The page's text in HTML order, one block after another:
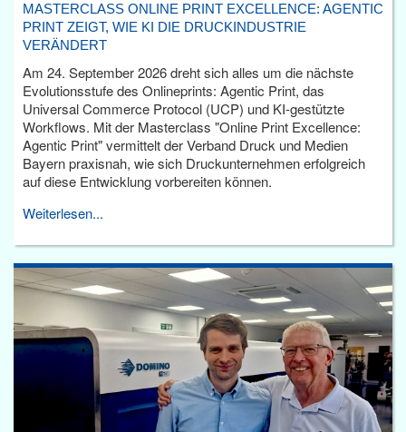
MASTERCLASS ONLINE PRINT EXCELLENCE: AGENTIC
PRINT ZEIGT, WIE KI DIE DRUCKINDUSTRIE
VERÄNDERT
Am 24. September 2026 dreht sich alles um die nächste
Evolutionsstufe des Onlineprints: Agentic Print, das
Universal Commerce Protocol (UCP) und KI-gestützte
Workflows. Mit der Masterclass "Online Print Excellence:
Agentic Print" vermittelt der Verband Druck und Medien
Bayern praxisnah, wie sich Druckunternehmen erfolgreich
auf diese Entwicklung vorbereiten können.
Weiterlesen...